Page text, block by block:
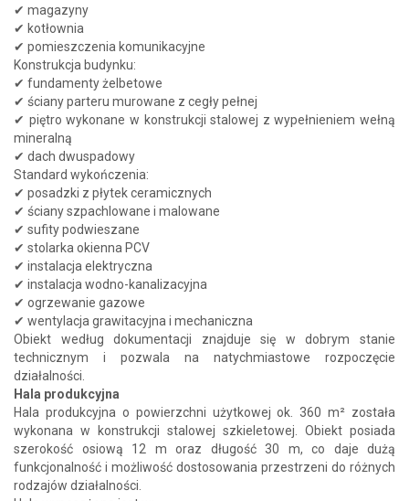
✔ magazyny
✔ kotłownia
✔ pomieszczenia komunikacyjne
Konstrukcja budynku:
✔ fundamenty żelbetowe
✔ ściany parteru murowane z cegły pełnej
✔ piętro wykonane w konstrukcji stalowej z wypełnieniem wełną
mineralną
✔ dach dwuspadowy
Standard wykończenia:
✔ posadzki z płytek ceramicznych
✔ ściany szpachlowane i malowane
✔ sufity podwieszane
✔ stolarka okienna PCV
✔ instalacja elektryczna
✔ instalacja wodno-kanalizacyjna
✔ ogrzewanie gazowe
✔ wentylacja grawitacyjna i mechaniczna
Obiekt według dokumentacji znajduje się w dobrym stanie
technicznym i pozwala na natychmiastowe rozpoczęcie
działalności.
Hala produkcyjna
Hala produkcyjna o powierzchni użytkowej ok. 360 m² została
wykonana w konstrukcji stalowej szkieletowej. Obiekt posiada
szerokość osiową 12 m oraz długość 30 m, co daje dużą
funkcjonalność i możliwość dostosowania przestrzeni do różnych
rodzajów działalności.